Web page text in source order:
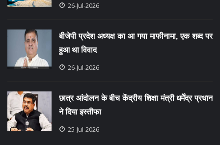
26-Jul-2026
बीजेपी प्रदेश अध्यक्ष का आ गया माफीनामा, एक शब्द पर
हुआ था विवाद
26-Jul-2026
छात्र आंदोलन के बीच केंद्रीय शिक्षा मंत्री धर्मेंद्र प्रधान
ने दिया इस्तीफा
25-Jul-2026